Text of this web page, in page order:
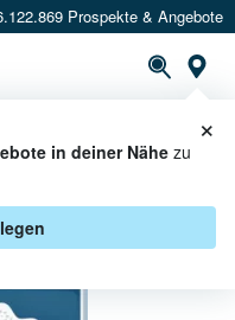
Prospekte & Angebote
in deiner Nähezu
×
BEI CAP
& AKTIONEN